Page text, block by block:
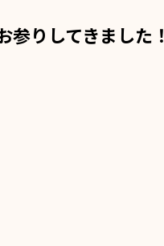
りしてきました！